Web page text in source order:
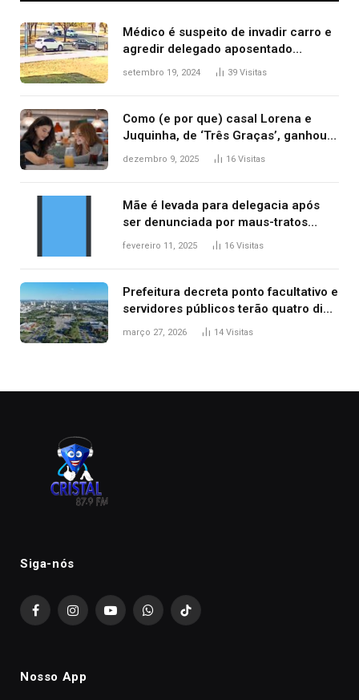
Médico é suspeito de invadir carro e
agredir delegado aposentado
durante confusão no trânsito
setembro 19, 2024 39 Visitas
Como (e por que) casal Lorena e
Juquinha, de ‘Três Graças’, ganhou
repercussão internacional
dezembro 9, 2025 16 Visitas
Mãe é levada para delegacia após
ser denunciada por maus-tratos
contra dois filhos, diz polícia
fevereiro 11, 2025 16 Visitas
Prefeitura decreta ponto facultativo e
servidores públicos terão quatro dias
de folga na Semana Santa
março 27, 2026 14 Visitas
Siga-nós
FacebookInstagramYouTubeWhatsAppTikTok
Nosso App